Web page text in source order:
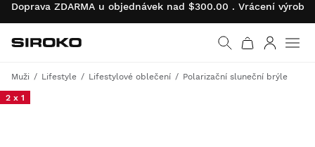
Doprava ZDARMA u objednávek nad $300.00 . Vrácení
Vrátit se na úvodní
Siroko.com
Muži Lifestyle Lifestylové oblečení Polarizační sluneční brýle
2 x 1